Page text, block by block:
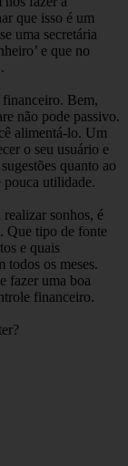
que isso é um
uma secretária
e que no
Bem,
não pode passivo.
alimentá-lo. Um
o seu usuário e
quanto ao
pouca utilidade.
sonhos, é
Que tipo de fonte
e quais
todos os meses.
fazer uma boa
financeiro.